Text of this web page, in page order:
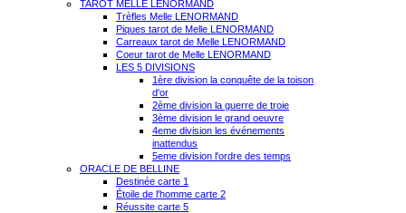
TAROT MELLE LENORMAND
Trèfles Melle LENORMAND
Piques tarot de Melle LENORMAND
Carreaux tarot de Melle LENORMAND
Coeur tarot de Melle LENORMAND
LES 5 DIVISIONS
1ère division la conquête de la toison
d'or
2ème division la guerre de troie
3ème division le grand oeuvre
4eme division les événements
inattendus
5eme division l'ordre des temps
ORACLE DE BELLINE
Destinée carte 1
Étoile de l'homme carte 2
Réussite carte 5